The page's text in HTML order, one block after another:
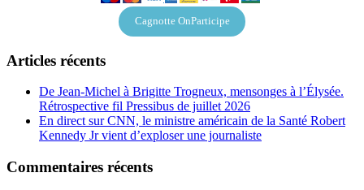
Cagnotte OnParticipe
Articles récents
De Jean-Michel à Brigitte Trogneux, mensonges à l’Élysée.
Rétrospective fil Pressibus de juillet 2026
En direct sur CNN, le ministre américain de la Santé Robert
Kennedy Jr vient d’exploser une journaliste
Commentaires récents